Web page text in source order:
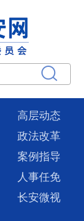
高层动态
政法改革
案例指导
人事任免
长安微视